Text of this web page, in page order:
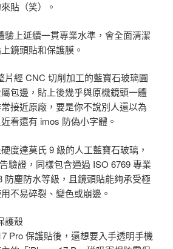
貼（笑）。
驗上延續一貫專業水準，會全面清潔
鏡頭貼和保護膜。
片經 CNC 切削加工的藍寶石玻璃圓
包邊，貼上後幾乎與原機鏡頭一體
接近原廠，要是你不說別人還以為
看還有 imos 防偽小字體。
度達莫氏 9 級的人工藍寶石玻璃，
驗證，同樣包含通過 ISO 6769 專業
防塵防水等級，且鏡頭貼能夠承受極
不易碎裂、變色或崩邊。
護殼
Pro 保護貼後，還想要入手透明手機